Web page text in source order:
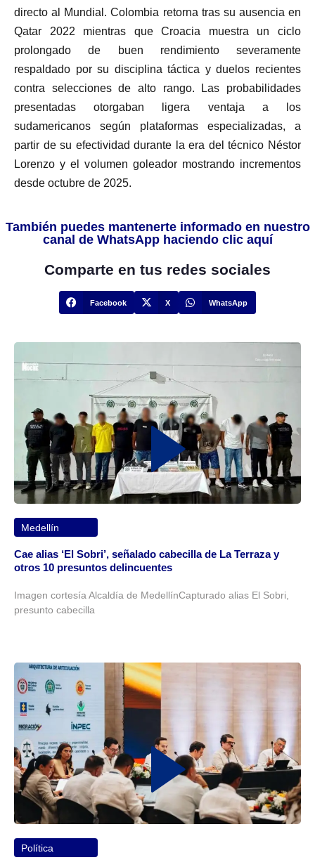
directo al Mundial. Colombia retorna tras su ausencia en
Qatar 2022 mientras que Croacia muestra un ciclo
prolongado de buen rendimiento severamente
respaldado por su disciplina táctica y duelos recientes
contra selecciones de alto rango. Las probabilidades
presentadas otorgaban ligera ventaja a los
sudamericanos según plataformas especializadas, a
partir de su efectividad durante la era del técnico Néstor
Lorenzo y el volumen goleador mostrando incrementos
desde octubre de 2025.
También puedes mantenerte informado en nuestro
canal de WhatsApp haciendo clic aquí
Comparte en tus redes sociales
Facebook X WhatsApp
Medellín
Cae alias ‘El Sobri’, señalado cabecilla de La Terraza y
otros 10 presuntos delincuentes
Imagen cortesía Alcaldía de MedellínCapturado alias El Sobri,
presunto cabecilla
Política